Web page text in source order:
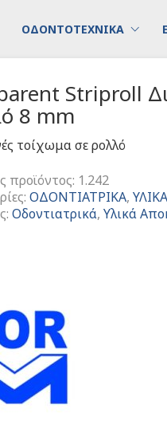
ΟΔΟΝΤΟΤΕΧΝΙΚΑ
Striproll
8 mm
τοίχωμα σε ρολλό
προϊόντος: 1.242
ΟΔΟΝΤΙΑΤΡΙΚΑ,
Οδοντιατρικά,Υλικά